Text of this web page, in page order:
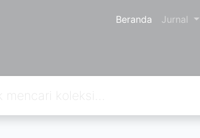
Beranda Jurnal